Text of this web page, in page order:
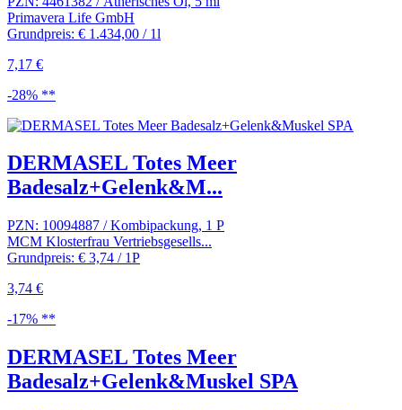
Primavera Life GmbH
Grundpreis: € 1.434,00 / 1l
7,17 €
-28% **
DERMASEL Totes Meer
Badesalz+Gelenk&M...
PZN: 10094887 / Kombipackung, 1 P
MCM Klosterfrau Vertriebsgesells...
Grundpreis: € 3,74 / 1P
3,74 €
-17% **
DERMASEL Totes Meer
Badesalz+Gelenk&Muskel SPA